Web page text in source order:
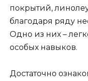
покрытий,
благодаря ряду
Одно из них –
особых навыков.
Достаточно